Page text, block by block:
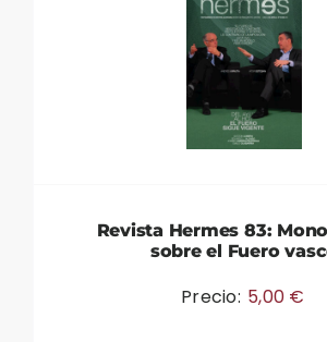
Revista Hermes 83:
sobre el Fuero
Precio: 5,00 €